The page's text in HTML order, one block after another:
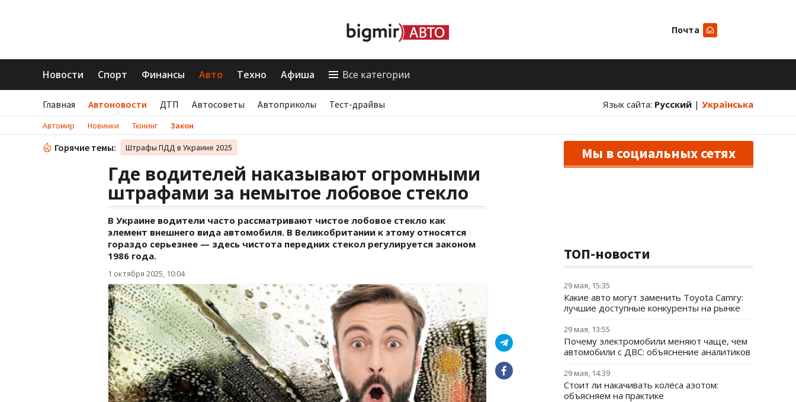
Почта
Новости Спорт Финансы Авто Техно Афиша Все категории
Главная Автоновости ДТП Автосоветы Автоприколы Тест-драйвы Язык сайта: Русский | Українська
Автомир Новинки Тюнинг Закон
Горячие темы: Штрафы ПДД в Украине 2025
Где водителей наказывают огромными
штрафами за немытое лобовое стекло
В Украине водители часто рассматривают чистое лобовое стекло как
элемент внешнего вида автомобиля. В Великобритании к этому относятся
гораздо серьезнее — здесь чистота передних стекол регулируется законом
1986 года.
1 октября 2025, 10:04
Мы в социальных сетях
ТОП-новости
29 мая, 15:35
Какие авто могут заменить Toyota Camry:
лучшие доступные конкуренты на рынке
29 мая, 13:55
Почему электромобили меняют чаще, чем
автомобили с ДВС: объяснение аналитиков
29 мая, 14:39
Стоит ли накачивать колёса азотом:
объясняем на практике